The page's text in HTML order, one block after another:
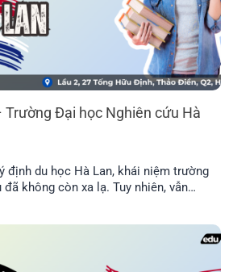
Trường Đại học Nghiên cứu Hà
định du học Hà Lan, khái niệm trường
không còn xa lạ. Tuy nhiên, vẫn
chọn trường học phù hợp trước khi du